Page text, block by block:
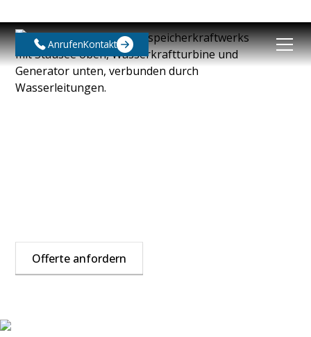
AnrufenKontakt
Offerte anfordern